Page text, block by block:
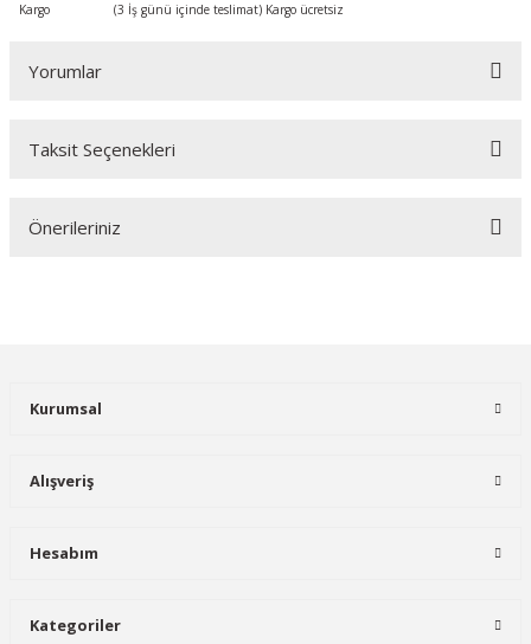
Kargo
(3 İş günü içinde teslimat) Kargo ücretsiz
Yorumlar
Taksit Seçenekleri
Önerileriniz
Ürün bilgilerinde hatalar bulunuyor.
Bu ürüne benzer farklı alternatifler olmalı.
Kurumsal
Alışveriş
Hesabım
Kategoriler